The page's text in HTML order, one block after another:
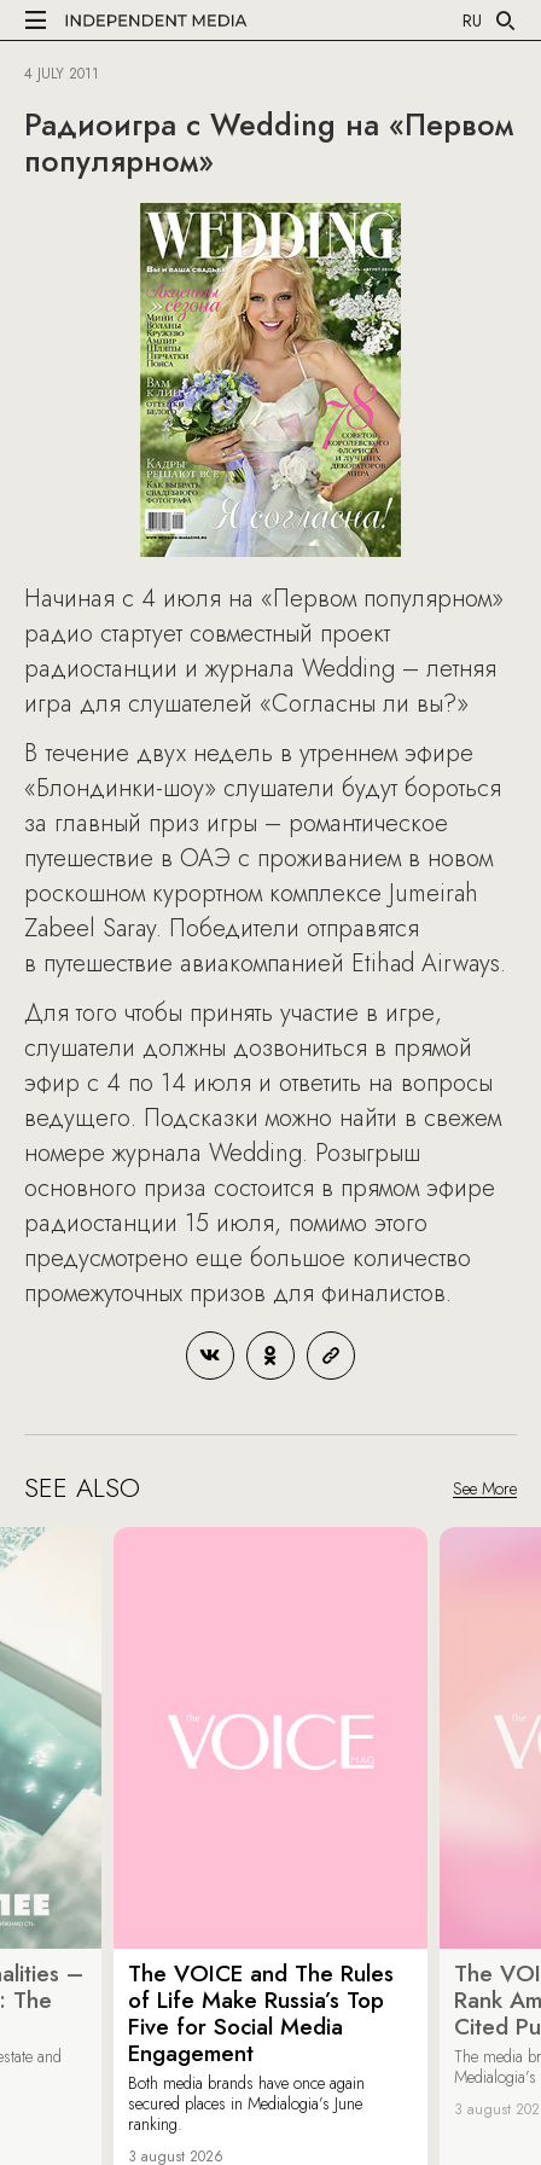
RU
4 JULY 2011
Радиоигра с Wedding на «Первом
популярном»
Начиная с 4 июля на «Первом популярном»
радио стартует совместный проект
радиостанции и журнала Wedding – летняя
игра для слушателей «Согласны ли вы?»
В течение двух недель в утреннем эфире
«Блондинки-шоу» слушатели будут бороться
за главный приз игры – романтическое
путешествие в ОАЭ с проживанием в новом
роскошном курортном комплексе Jumeirah
Zabeel Saray. Победители отправятся
в путешествие авиакомпанией Etihad Airways.
Для того чтобы принять участие в игре,
слушатели должны дозвониться в прямой
эфир с 4 по 14 июля и ответить на вопросы
ведущего. Подсказки можно найти в свежем
номере журнала Wedding. Розыгрыш
основного приза состоится в прямом эфире
радиостанции 15 июля, помимо этого
предусмотрено еще большое количество
промежуточных призов для финалистов.
SEE ALSO See More
–
The
and
The VOICE and The Rules
of Life Make Russia’s Top
Five for Social Media
Engagement
Both media brands have once again
secured places in Medialogia’s June
ranking.
3 august 2026
The
Rank
Cited
The media
3 august